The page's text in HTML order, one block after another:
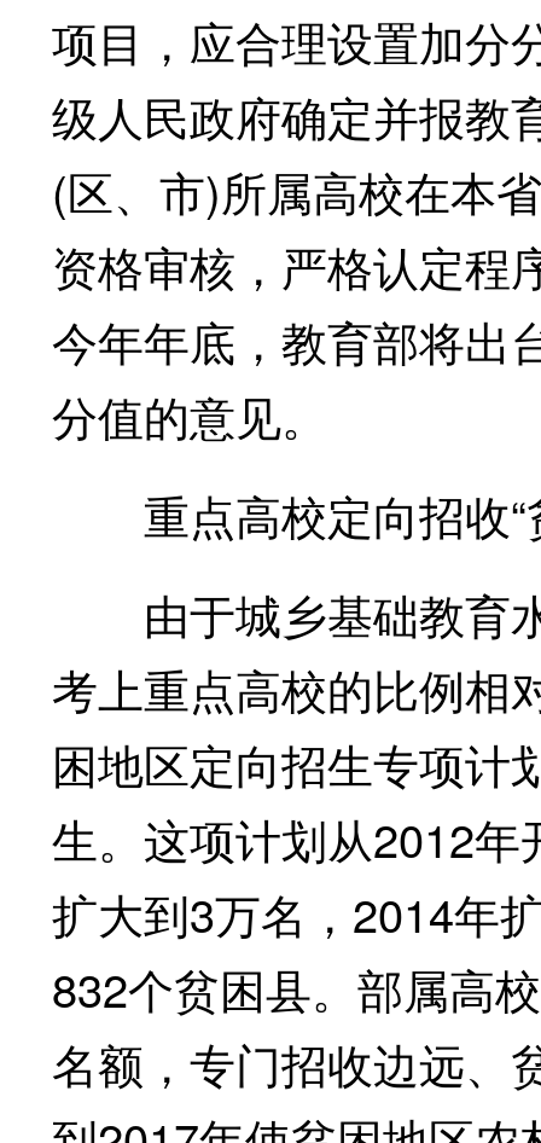
项目，应合理设置加分
级人民政府确定并报教
(区、市)所属高校在本
资格审核，严格认定程
今年年底，教育部将出
分值的意见。
重点高校定向招收“
由于城乡基础教育
考上重点高校的比例相
困地区定向招生专项计
生。这项计划从2012
扩大到3万名，2014年
832个贫困县。部属高
名额，专门招收边远、